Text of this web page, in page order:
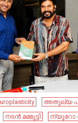
അതുല്യ
നടൻ മമ്മൂട്ടി
ന്യൂറോ